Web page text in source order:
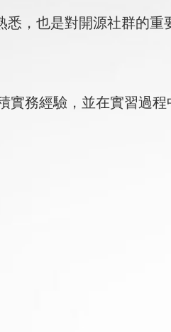
悉，也是對開源社群的重
實務經驗，並在實習過程